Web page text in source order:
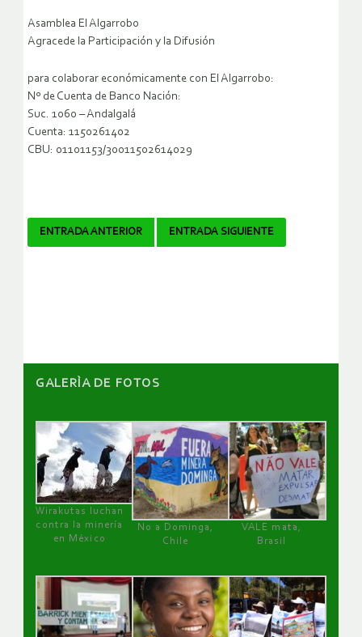
Asamblea El Algarrobo
Agracede la Participación y la Difusión
para colaborar económicamente con El Algarrobo:
Nº de Cuenta de Banco Nación:
Suc. 1060 – Andalgalá
Cuenta: 1150261402
CBU: 01101153/30011502614029
Navegador
ENTRADA ANTERIOR ENTRADA SIGUIENTE
GALERÌA DE FOTOS
Wirakutas luchan
contra la minería
en México
No a Dominga,
Chile
VALE mata,
Brasil